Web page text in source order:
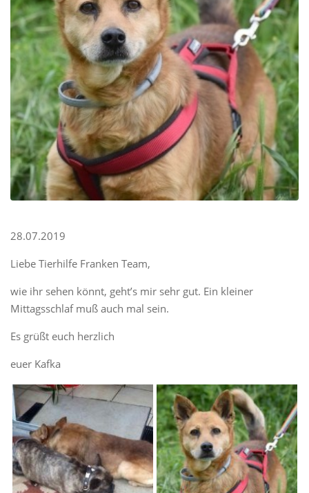
28.07.2019
Liebe Tierhilfe Franken Team,
wie ihr sehen könnt, geht’s mir sehr gut. Ein kleiner
Mittagsschlaf muß auch mal sein.
Es grüßt euch herzlich
euer Kafka